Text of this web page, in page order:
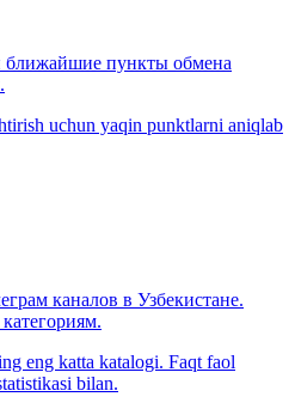
пункты обмена
uchun yaqin punktlarni aniqlab
каналов в Узбекистане.
eng katta katalogi. Faqt faol
bilan.